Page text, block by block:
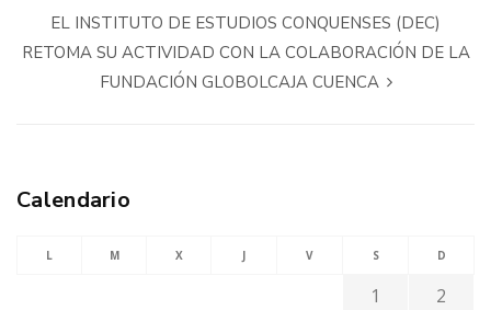
EL INSTITUTO DE ESTUDIOS CONQUENSES (DEC)
RETOMA SU ACTIVIDAD CON LA COLABORACIÓN DE LA
FUNDACIÓN GLOBOLCAJA CUENCA
Calendario
L M X J V S D
1
2